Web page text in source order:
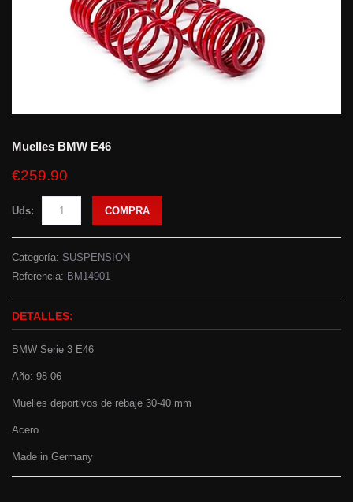
Muelles BMW E46
€259.90
Uds: COMPRA
Categoría: SUSPENSION
Referencia: BM14901
DETALLES:
BMW Serie 3 E46
Año: 98-06
Muelles deportivos de rebaje 30-40 mm
Acero
Made in Germany